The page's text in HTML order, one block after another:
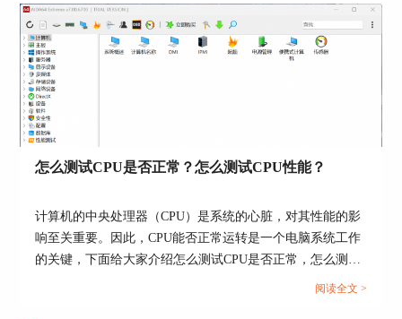
将弹出如图4所示的界面，给出与CPU-Z类似的信
息，用户可以查看关心的参数。
怎么测试CPU是否正常？怎么测试CPU性能？
计算机的中央处理器（CPU）是系统的心脏，对其性能的影
响至关重要。因此，CPU能否正常运转是一个电脑系统工作
的关键，下面给大家介绍怎么测试CPU是否正常，怎么测试
阅读全文 >